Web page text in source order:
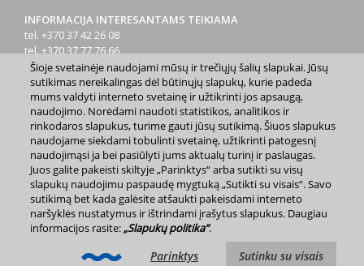
INFORMACIJA INTERESANTAMS TEIKIAMA
tel. +370 37 42 26 08
tel. +370 37 77 76 66
tel. +370 660 07000
el. p.info@kaunas.lt
2023 m. Kauno miesto savivaldybė. Kopijuoti ir platinti
www.kaunas.lt skelbiamą informaciją be autorių sutikimo draudžiama.
Svetainės žemėlapis »
Šioje svetainėje naudojami mūsų ir trečiųjų šalių slapukai. Jūsų
sutikimas nereikalingas dėl būtinųjų slapukų, kurie padeda
mums valdyti interneto svetainę ir užtikrinti jos apsaugą,
naudojimo. Norėdami naudoti statistikos, analitikos ir
rinkodaros slapukus, turime gauti jūsų sutikimą. Šiuos slapukus
naudojame siekdami tobulinti svetainę, užtikrinti patogesnį
naudojimąsi ja bei pasiūlyti jums aktualų turinį ir paslaugas.
Juos galite pakeisti skiltyje „Parinktys“ arba sutikti su visų
slapukų naudojimu paspaudę mygtuką „Sutikti su visais“. Savo
sutikimą bet kada galėsite atšaukti pakeisdami interneto
naršyklės nustatymus ir ištrindami įrašytus slapukus. Daugiau
informacijos rasite:„Slapukų politika“.
Parinktys Sutinku su visais